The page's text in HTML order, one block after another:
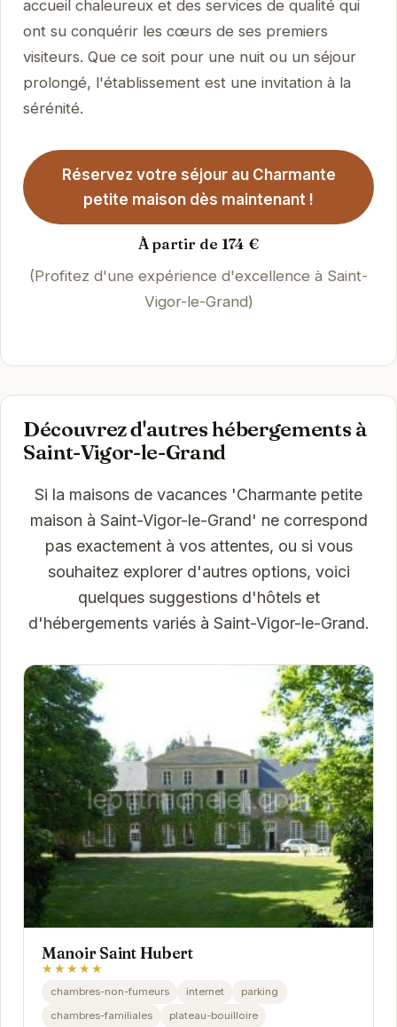
accueil chaleureux et des services de qualité qui
ont su conquérir les cœurs de ses premiers
visiteurs. Que ce soit pour une nuit ou un séjour
prolongé, l'établissement est une invitation à la
sérénité.
Réservez votre séjour au Charmante
petite maison dès maintenant !
À partir de 174 €
(Profitez d'une expérience d'excellence à Saint-
Vigor-le-Grand)
Découvrez d'autres hébergements à
Saint-Vigor-le-Grand
Si la maisons de vacances 'Charmante petite
maison à Saint-Vigor-le-Grand' ne correspond
pas exactement à vos attentes, ou si vous
souhaitez explorer d'autres options, voici
quelques suggestions d'hôtels et
d'hébergements variés à Saint-Vigor-le-Grand.
Manoir Saint Hubert
★★★★★
chambres-non-fumeurs internet
parking
chambres-familiales
plateau-bouilloire